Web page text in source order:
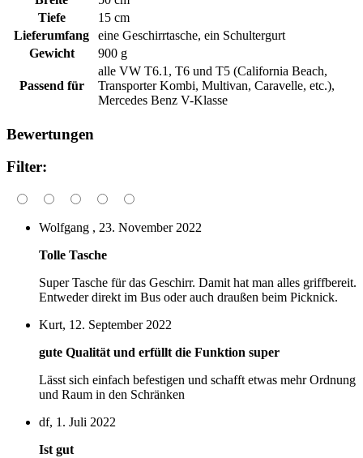
Tiefe
15 cm
Lieferumfang
eine Geschirrtasche, ein Schultergurt
Gewicht
900 g
Passend für
alle VW T6.1, T6 und T5 (California Beach,
Transporter Kombi, Multivan, Caravelle, etc.),
Mercedes Benz V-Klasse
Bewertungen
Filter:
Wolfgang , 23. November 2022
Tolle Tasche
Super Tasche für das Geschirr. Damit hat man alles griffbereit.
Entweder direkt im Bus oder auch draußen beim Picknick.
Kurt, 12. September 2022
gute Qualität und erfüllt die Funktion super
Lässt sich einfach befestigen und schafft etwas mehr Ordnung
und Raum in den Schränken
df, 1. Juli 2022
Ist gut